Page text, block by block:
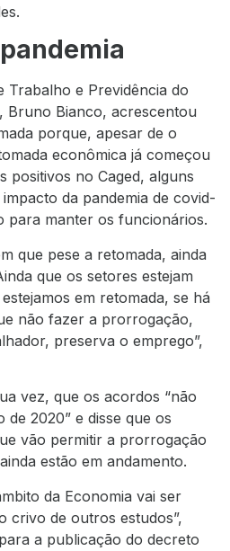
Trabalho e Previdência do
Bruno Bianco, acrescentou
porque, apesar de o
econômica já começou
positivos no Caged, alguns
da pandemia de covid-
para manter os funcionários.
que pese a retomada, ainda
que os setores estejam
em retomada, se há
não fazer a prorrogação,
preserva o emprego”,
vez, que os acordos “não
2020” e disse que os
vão permitir a prorrogação
estão em andamento.
da Economia vai ser
crivo de outros estudos”,
a publicação do decreto